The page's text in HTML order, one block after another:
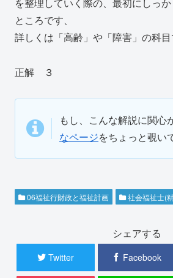
を整理していく際の、最初にしっ
ところです、
詳しくは「高齢」や「障害」の科目
正解 ３
もし、こんな解説に関心
なページをちょっと覗い
06福祉行財政と福祉計画 社会福祉士(
シェアする
Twitter Facebook